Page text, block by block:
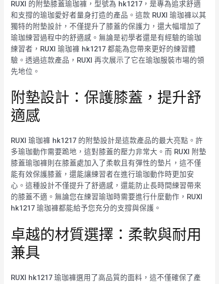
RUXI 的附墊膝蓋瑜珈褲，型號為 hk1217，是專為追求舒適
和支撐的瑜珈愛好者量身打造的產品。這款 RUXI 瑜珈褲以其
獨特的附墊設計，不僅提升了膝蓋的保護力，還大幅增加了
瑜珈練習過程中的舒適感。無論是初學者還是有經驗的瑜珈
練習者，RUXI 瑜珈褲 hk1217 都能為您帶來更好的練習體
驗。透過這款產品，RUXI 再次展示了它在瑜珈服裝市場的領
先地位。
附墊設計：保護膝蓋，提升舒
適感
RUXI 瑜珈褲 hk1217 的附墊設計是這款產品的最大亮點。許
多瑜珈動作需要跪地，這對膝蓋的壓力非常大。而 RUXI 附墊
膝蓋瑜珈褲則在膝蓋處加入了柔軟且有彈性的墊片，這不僅
能有效保護膝蓋，還能讓練習者在進行瑜珈動作時更加安
心。這種設計不僅提升了舒適感，還能防止長時間練習帶來
的膝蓋不適。無論您在練習瑜珈時需要進行什麼動作，RUXI
hk1217 瑜珈褲都能給予您充分的支撐與保護。
卓越的材質選擇：柔軟與耐用
兼具
RUXI hk1217 瑜珈褲選用了高品質的面料，這不僅確保了產